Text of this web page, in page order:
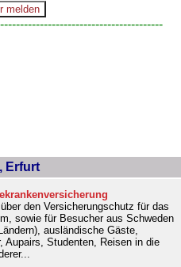
Erfurt
den Versicherungschutz für das
sowie für Besucher aus Schweden
ausländische Gäste,
Aupairs, Studenten, Reisen in die